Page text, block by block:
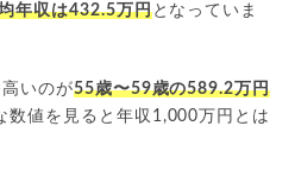
年収は432.5万円となっていま
いのが55歳〜59歳の589.2万円
数値を見ると年収1,000万円とは